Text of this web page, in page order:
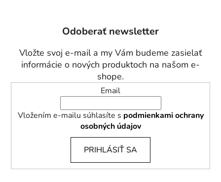
Odoberať newsletter
Vložte svoj e-mail a my Vám budeme zasielať
informácie o nových produktoch na našom e-
shope.
Email
Vložením e-mailu súhlasíte s podmienkami ochrany
osobných údajov
PRIHLÁSIŤ SA